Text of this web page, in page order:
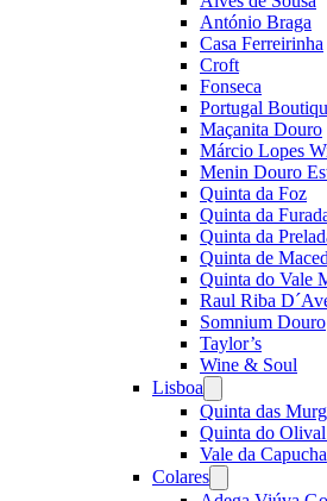
António Braga
Casa Ferreirinha
Croft
Fonseca
Portugal
Maçanita Douro
Márcio Lopes
Menin Douro
Quinta da Foz
Quinta da
Quinta da
Quinta de
Quinta do Vale
Raul Riba
Somnium Douro
Taylor’s
Wine & Soul
Lisboa
menu
Quinta das
Quinta do
Vale da Capucha
Colares
menu